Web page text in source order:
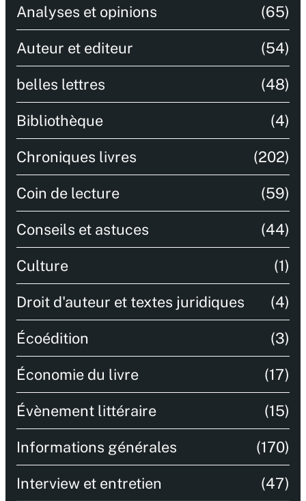
Analyses et opinions (65)
Auteur et editeur (54)
belles lettres (48)
Bibliothèque (4)
Chroniques livres (202)
Coin de lecture (59)
Conseils et astuces (44)
Culture (1)
Droit d'auteur et textes juridiques (4)
Écoédition (3)
Économie du livre (17)
Évènement littéraire (15)
Informations générales (170)
Interview et entretien (47)